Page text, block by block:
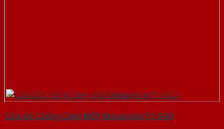
Cửa Gỗ Chống Cháy MDF Melamine P1-SGD